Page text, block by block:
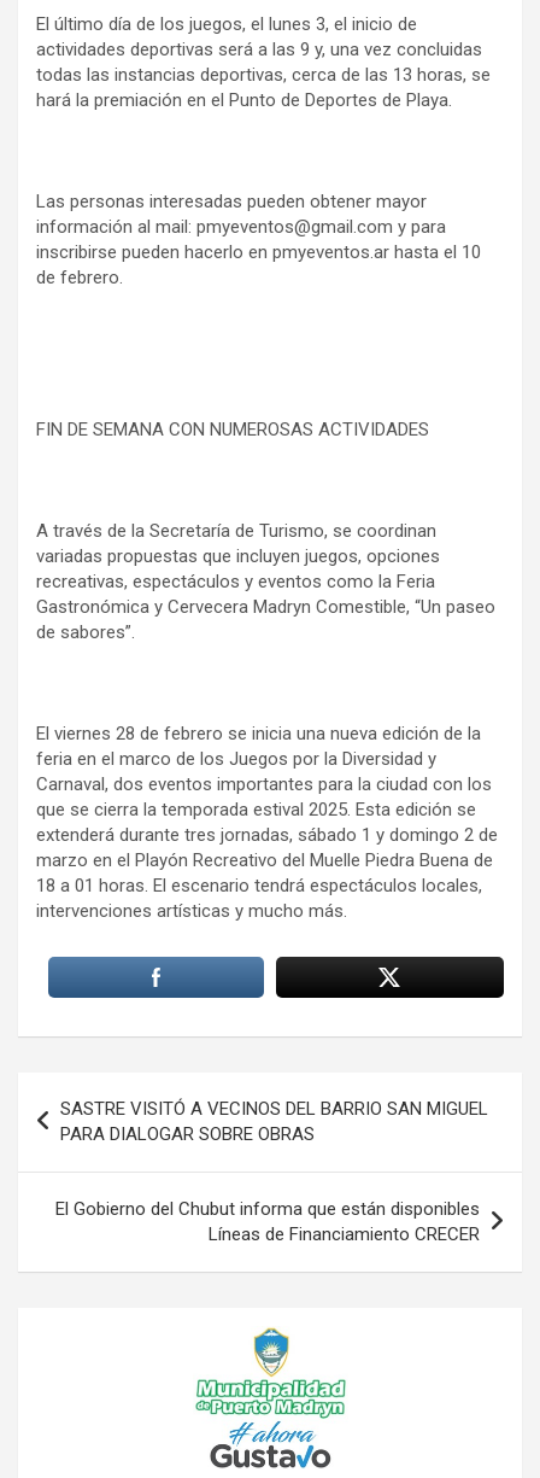
El último día de los juegos, el lunes 3, el inicio de
actividades deportivas será a las 9 y, una vez concluidas
todas las instancias deportivas, cerca de las 13 horas, se
hará la premiación en el Punto de Deportes de Playa.
Las personas interesadas pueden obtener mayor
información al mail: pmyeventos@gmail.com y para
inscribirse pueden hacerlo en pmyeventos.ar hasta el 10
de febrero.
FIN DE SEMANA CON NUMEROSAS ACTIVIDADES
A través de la Secretaría de Turismo, se coordinan
variadas propuestas que incluyen juegos, opciones
recreativas, espectáculos y eventos como la Feria
Gastronómica y Cervecera Madryn Comestible, “Un paseo
de sabores”.
El viernes 28 de febrero se inicia una nueva edición de la
feria en el marco de los Juegos por la Diversidad y
Carnaval, dos eventos importantes para la ciudad con los
que se cierra la temporada estival 2025. Esta edición se
extenderá durante tres jornadas, sábado 1 y domingo 2 de
marzo en el Playón Recreativo del Muelle Piedra Buena de
18 a 01 horas. El escenario tendrá espectáculos locales,
intervenciones artísticas y mucho más.
de
entradas
SASTRE VISITÓ A VECINOS DEL BARRIO SAN MIGUEL
PARA DIALOGAR SOBRE OBRAS
El Gobierno del Chubut informa que están disponibles
Líneas de Financiamiento CRECER